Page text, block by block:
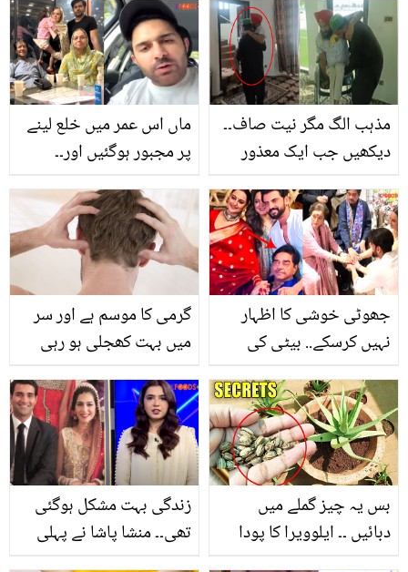
کعبہ کے ساتھ کام کرنے
والے اس پاکستانی نے خانہ
کعبہ کے گرد کونسے
معجزات دیکھے؟
خطرے سے بچ سکیں
ماں اس عمر میں خلع لینے
پر مجبور ہوگئیں اور۔۔
پہلی بار گھر کے مشکل
حالات سے پردہ اٹھاتے ہوئے
ویڈیو شئیر کردی
مذہب الگ مگر نیت صاف۔۔
دیکھیں جب ایک معذور
آیا تو مسلمان نے اسے کیسے
گود میں اٹھا لیا؟ ویڈیو
گرمی کا موسم ہے اور سر
میں بہت کھجلی ہو رہی
جانیں 5 ایسے گھریلو
نسخے جن سے آپ کو مل
جائے گی سر کی کھجلی
سے مکمل نجات
جھوٹی خوشی کا اظہار
نہیں کرسکے.. بیٹی کی
پر مایوسی کیوں تھی؟
لوگوں نے سوال کھڑے
کردیے
زندگی بہت مشکل ہوگئی
تھی۔۔ منشا پاشا نے پہلی
بس یہ چیز گملے میں
دبائیں ۔۔ ایلوویرا کا پودا